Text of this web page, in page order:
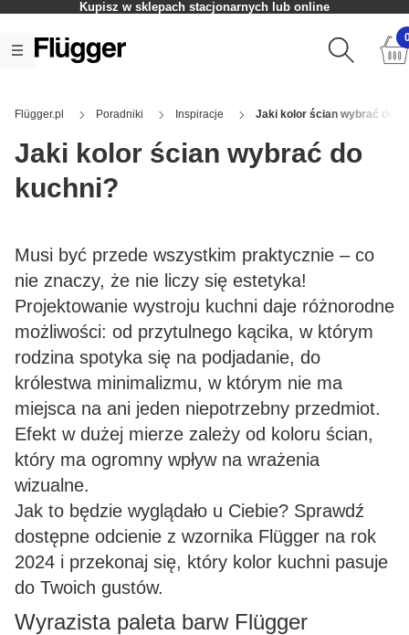
Kupisz w sklepach stacjonarnych lub online
Flügger.pl Poradniki Inspiracje Jaki kolor ścian wybrać do
Jaki kolor ścian wybrać do
kuchni?
Musi być przede wszystkim praktycznie – co
nie znaczy, że nie liczy się estetyka!
Projektowanie wystroju kuchni daje różnorodne
możliwości: od przytulnego kącika, w którym
rodzina spotyka się na podjadanie, do
królestwa minimalizmu, w którym nie ma
miejsca na ani jeden niepotrzebny przedmiot.
Efekt w dużej mierze zależy od koloru ścian,
który ma ogromny wpływ na wrażenia
wizualne.
Jak to będzie wyglądało u Ciebie? Sprawdź
dostępne odcienie z wzornika Flügger na rok
2024 i przekonaj się, który kolor kuchni pasuje
do Twoich gustów.
Wyrazista paleta barw Flügger